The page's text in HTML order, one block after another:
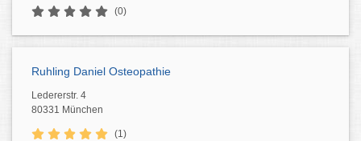
(0)
Ruhling Daniel Osteopathie
Ledererstr. 4
80331 München
(1)